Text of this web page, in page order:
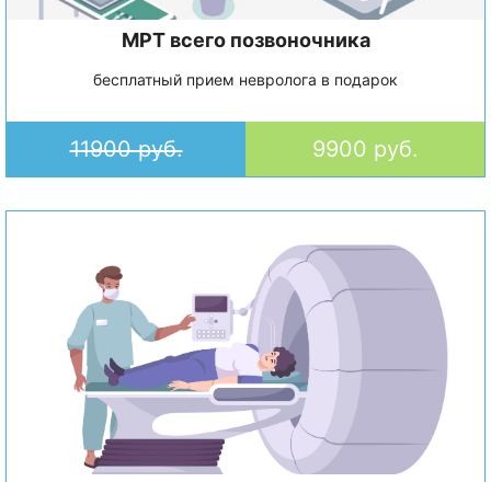
МРТ всего позвоночника
бесплатный прием невролога в подарок
11900 руб. 9900 руб.